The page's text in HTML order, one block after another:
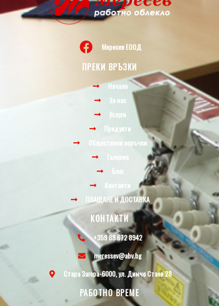
Мересев ЕООД
ПРЕКИ ВРЪЗКИ
Начало
За нас
Услуги
Продукти
Обществени поръчки
Галерия
Блог
Контакти
ПЛАЩАНЕ И ДОСТАВКА
КОНТАКТИ
+359 88 672 8942
meressev@abv.bg
Стара Загора-6000, ул. Димчо Стаев 28
РАБОТНО ВРЕМЕ